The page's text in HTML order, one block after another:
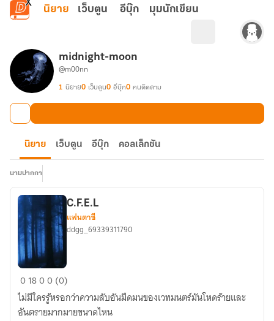
ข้ามไปยังเนื้อหาหลัก
นิยาย เว็บตูน อีบุ๊ก มุมนักเขียน
midnight-moon
@m00nn
1 นิยาย0 เว็บตูน0 อีบุ๊ก0 คนติดตาม
นิยาย เว็บตูน อีบุ๊ก คอลเล็กชัน
นามปากกา
C.F.E.L
C.F.E.L
แฟนตาซี
ddgg_69339311790
01800 (0)
ไม่มีใครรู้หรอกว่าความลับอันมืดมนของเวทมนตร์มันโหดร้ายและ
อันตรายมากมายขนาดไหน